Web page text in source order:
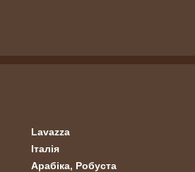
Lavazza
Італія
Арабіка, Робуста